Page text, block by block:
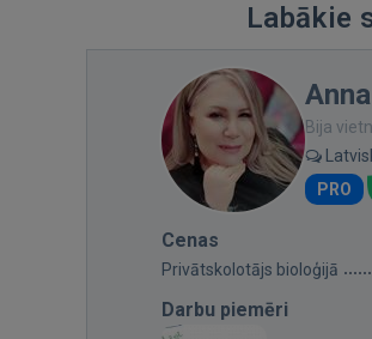
Labākie
Bija
PRO
Cenas
Privātskolotājs bioloģijā
Darbu piemēri